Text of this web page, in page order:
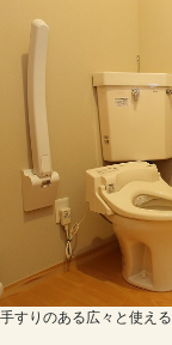
手すりのある広々と使え